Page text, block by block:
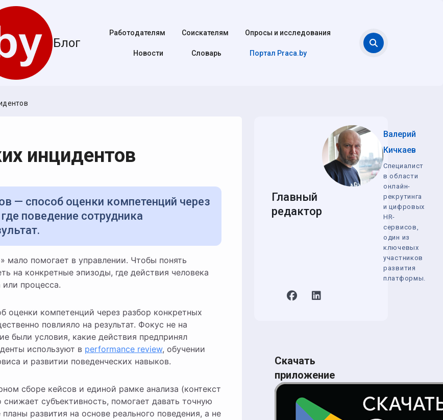
Блог
Работодателям Соискателям Опросы и исследования
Новости Cловарь Портал Praca.by
инцидентов
поведение сотрудника
на конкретные эпизоды, где действия человека
или процесса.
оценки компетенций через разбор конкретных
повлияло на результат. Фокус не на
были условия, какие действия предпринял
используют в performance review, обучении
и развитии поведенческих навыков.
сборе кейсов и единой рамке анализа (контекст
субъективность, помогает давать точную
развития на основе реального поведения, а не
Главный
редактор
Валерий
Кичкаев
Специалист
в области
онлайн-
рекрутинга
и цифровых
HR-
сервисов,
один из
ключевых
участников
развития
платформы.
Скачать
приложение